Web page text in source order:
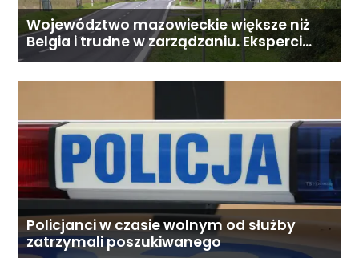
Województwo mazowieckie większe niż
Belgia i trudne w zarządzaniu. Eksperci
proponują podział centralnej Polski
Policjanci w czasie wolnym od służby
zatrzymali poszukiwanego